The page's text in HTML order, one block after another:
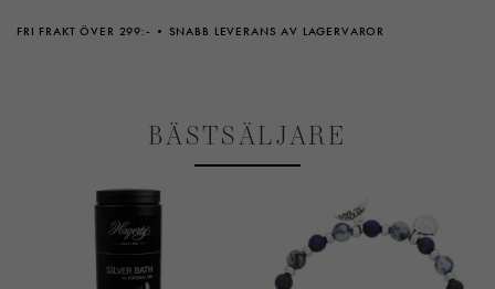
FRI FRAKT ÖVER 299:- SNABB LEVERANS AV LAGERVAROR
BÄSTSÄLJARE